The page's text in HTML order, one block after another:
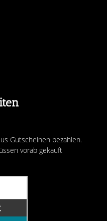
Gutscheinen bezahlen.
vorab gekauft